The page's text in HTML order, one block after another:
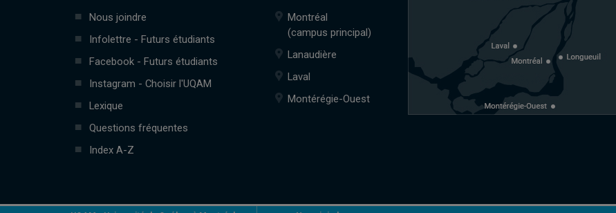
Nous joindre
Infolettre - Futurs étudiants
Facebook - Futurs étudiants
Instagram - Choisir l'UQAM
Lexique
Questions fréquentes
Index A-Z
Montréal
(campus principal)
Lanaudière
Laval
Montérégie-Ouest